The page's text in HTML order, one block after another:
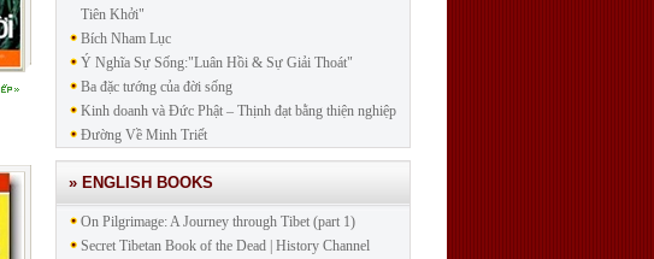
Tiên Khởi"
Bích Nham Lục
Ý Nghĩa Sự Sống:"Luân Hồi & Sự Giải Thoát"
Ba đặc tướng của đời sống
Kinh doanh và Đức Phật – Thịnh đạt bằng thiện nghiệp
Đường Về Minh Triết
» ENGLISH BOOKS
On Pilgrimage: A Journey through Tibet (part 1)
Secret Tibetan Book of the Dead | History Channel